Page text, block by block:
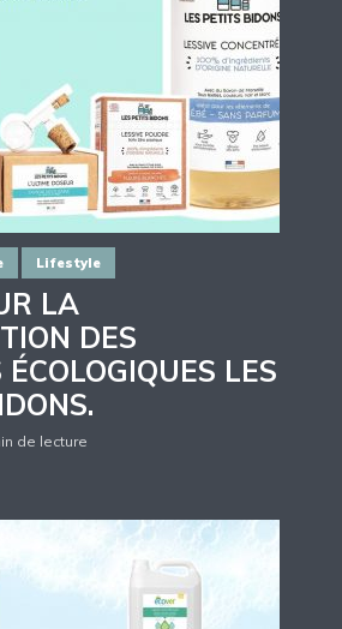
Lifestyle
LA
DES
ÉCOLOGIQUES LES
de lecture